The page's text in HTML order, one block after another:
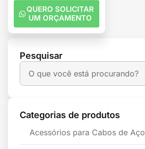
Pesquisar
Categorias de produtos
Acessórios para Cabos de Aço
QUERO SOLICITAR
UM ORÇAMENTO